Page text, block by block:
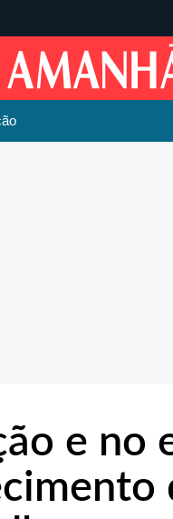
e no